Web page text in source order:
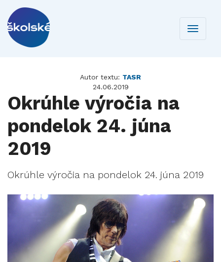
Toggle
Autor textu: TASR
24.06.2019
Okrúhle výročia na
pondelok 24. júna
2019
Okrúhle výročia na pondelok 24. júna 2019